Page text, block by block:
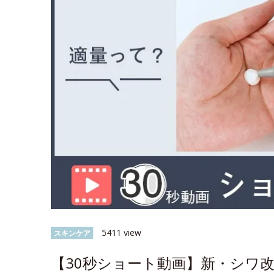
スキンケア 5411 view
【30秒ショート動画】新・シワ